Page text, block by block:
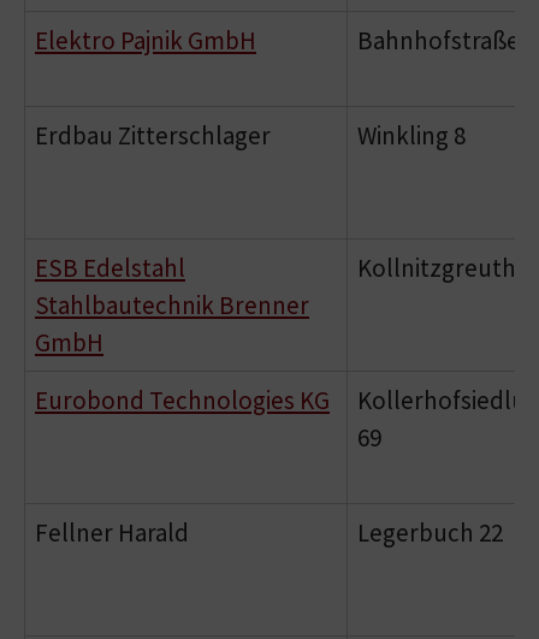
Elektro Pajnik GmbH Bahnhofstraße 7
Erdbau Zitterschlager Winkling 8
ESB Edelstahl
Stahlbautechnik Brenner
GmbH
Kollnitzgreuth
Eurobond Technologies KG
69
Fellner Harald Legerbuch 22